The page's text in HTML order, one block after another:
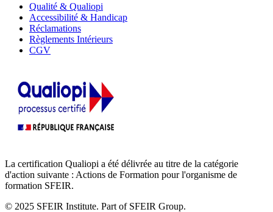
Qualité & Qualiopi
Accessibilité & Handicap
Réclamations
Règlements Intérieurs
CGV
La certification Qualiopi a été délivrée au titre de la catégorie
d'action suivante : Actions de Formation pour l'organisme de
formation SFEIR.
© 2025 SFEIR Institute. Part of SFEIR Group.